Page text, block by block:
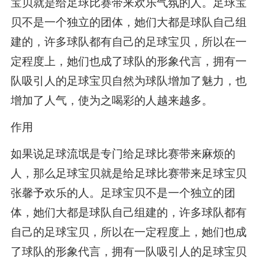
宝贝就是给足球比赛带来欢乐气氛的人。足球宝
贝不是一个独立的团体，她们大都是球队自己组
建的，许多球队都有自己的足球宝贝，所以在一
定程度上，她们也成了球队的形象代言，拥有一
队吸引人的足球宝贝自然为球队增加了魅力，也
增加了人气，使为之喝彩的人越来越多。
作用
如果说足球流氓是专门给足球比赛带来麻烦的
人，那么足球宝贝就是给足球比赛带来足球宝贝
张馨予欢乐的人。足球宝贝不是一个独立的团
体，她们大都是球队自己组建的，许多球队都有
自己的足球宝贝，所以在一定程度上，她们也成
了球队的形象代言，拥有一队吸引人的足球宝贝